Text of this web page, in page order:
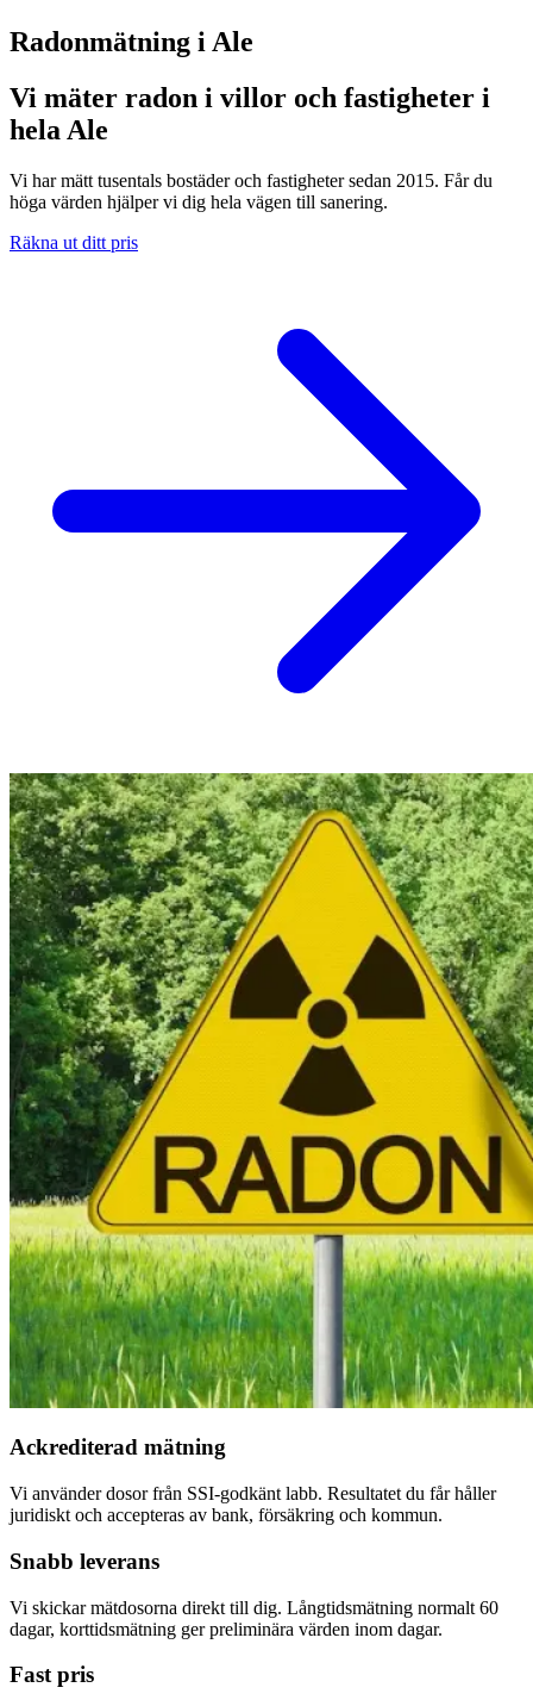
Radonmätning i Ale
Vi mäter radon i villor och fastigheter i
hela Ale
Vi har mätt tusentals bostäder och fastigheter sedan 2015. Får du
höga värden hjälper vi dig hela vägen till sanering.
Räkna ut ditt pris
Ackrediterad mätning
Vi använder dosor från SSI-godkänt labb. Resultatet du får håller
juridiskt och accepteras av bank, försäkring och kommun.
Snabb leverans
Vi skickar mätdosorna direkt till dig. Långtidsmätning normalt 60
dagar, korttidsmätning ger preliminära värden inom dagar.
Fast pris